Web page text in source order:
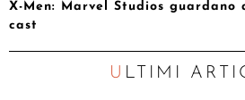
X-Men: Marvel Studios guardano
cast
ULTIMI